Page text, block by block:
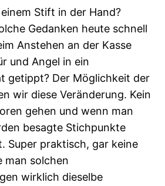
Stift in der Hand?
Gedanken heute schnell
Anstehen an der Kasse
und Angel in ein
getippt? Der Möglichkeit der
wir diese Veränderung. Kein
gehen und wenn man
besagte Stichpunkte
Super praktisch, gar keine
man solchen
wirklich dieselbe